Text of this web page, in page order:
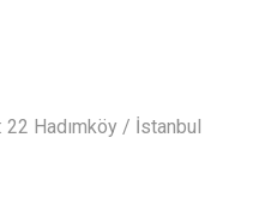
22 Hadımköy / İstanbul